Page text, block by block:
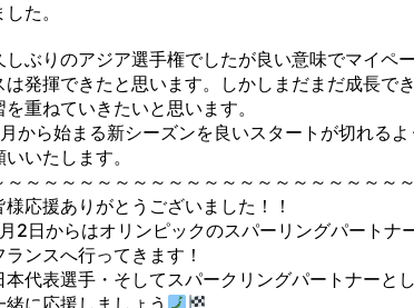
た。
しぶりのアジア選手権でしたが良い意味でマイペ
は発揮できたと思います。しかしまだまだ成長で
を重ねていきたいと思います。
から始まる新シーズンを良いスタートが切れる
いいたします。
～～～～～～～～～～～～～～～～～～～～～～
様応援ありがとうございました！！
2日からはオリンピックのスパーリングパートナ
ランスへ行ってきます！
本代表選手・そしてスパークリングパートナーと
緒に応援しましょう